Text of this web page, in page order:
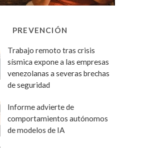
PREVENCIÓN
Trabajo remoto tras crisis
sísmica expone a las empresas
venezolanas a severas brechas
de seguridad
Informe advierte de
comportamientos autónomos
de modelos de IA